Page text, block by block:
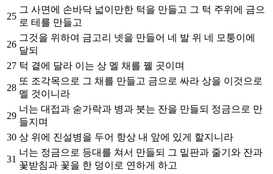
25
그 사면에 손바닥 넓이만한 턱을 만들고 그 턱 주위에 금으
로 테를 만들고
26
그것을 위하여 금고리 넷을 만들어 네 발 위 네 모퉁이에
달되
27 턱 곁에 달라 이는 상 멜 채를 꿸 곳이며
28
또 조각목으로 그 채를 만들고 금으로 싸라 상을 이것으로
멜 것이니라
29
너는 대접과 숟가락과 병과 붓는 잔을 만들되 정금으로 만
들지며
30 상 위에 진설병을 두어 항상 내 앞에 있게 할지니라
31
너는 정금으로 등대를 쳐서 만들되 그 밑판과 줄기와 잔과
꽃받침과 꽃을 한 덩이로 연하게 하고